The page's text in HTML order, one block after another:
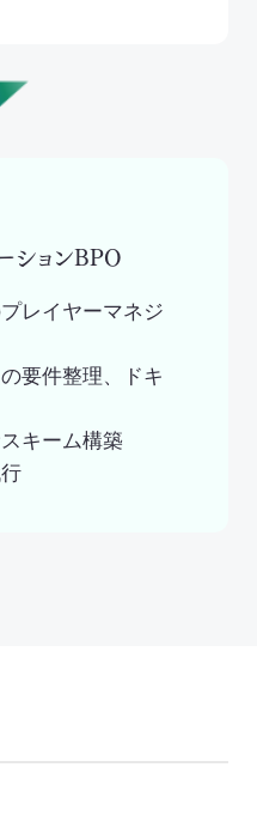
ションBPO
レイヤーマネジ
要件整理、ドキ
キーム構築